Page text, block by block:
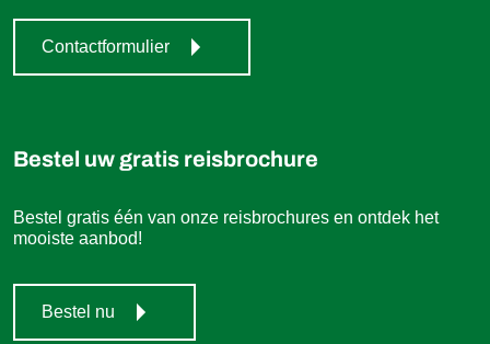
Contactformulier
Bestel uw gratis reisbrochure
Bestel gratis één van onze reisbrochures en ontdek het
mooiste aanbod!
Bestel nu